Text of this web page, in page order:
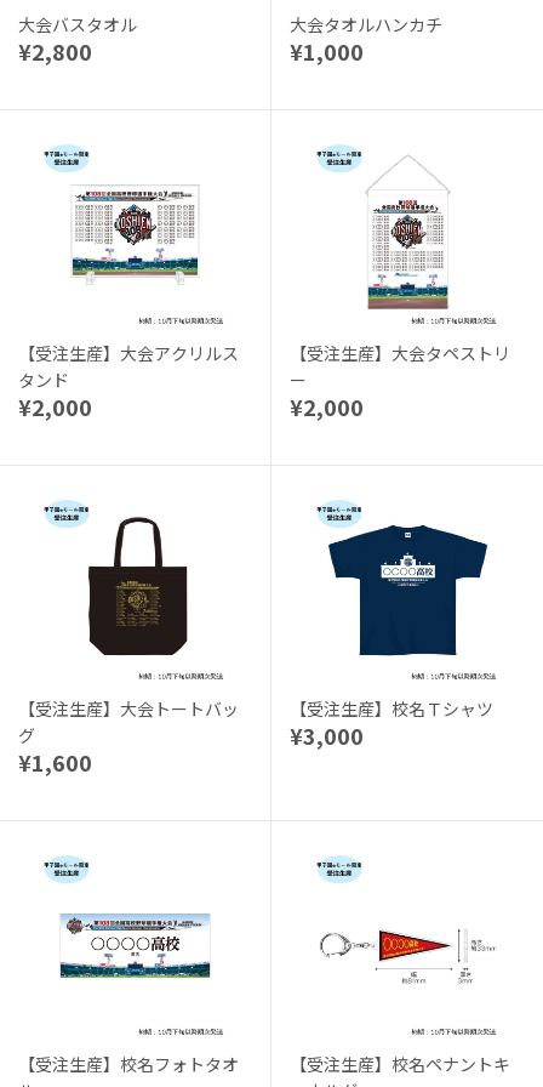
大会バスタオル
¥2,800
大会タオルハンカチ
¥1,000
【受注生産】大会アクリルス
タンド
¥2,000
【受注生産】大会タペストリ
ー
¥2,000
【受注生産】大会トートバッ
グ
¥1,600
【受注生産】校名Ｔシャツ
¥3,000
【受注生産】校名フォトタオ
【受注生産】校名ペナントキ